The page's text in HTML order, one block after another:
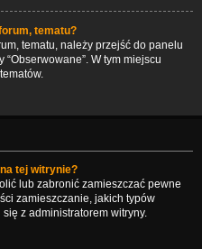
tematu?
tematu, należy przejść do panelu
W tym miejscu
tej witrynie?
lub zabronić zamieszczać pewne
zamieszczanie, jakich typów
z administratorem witryny.